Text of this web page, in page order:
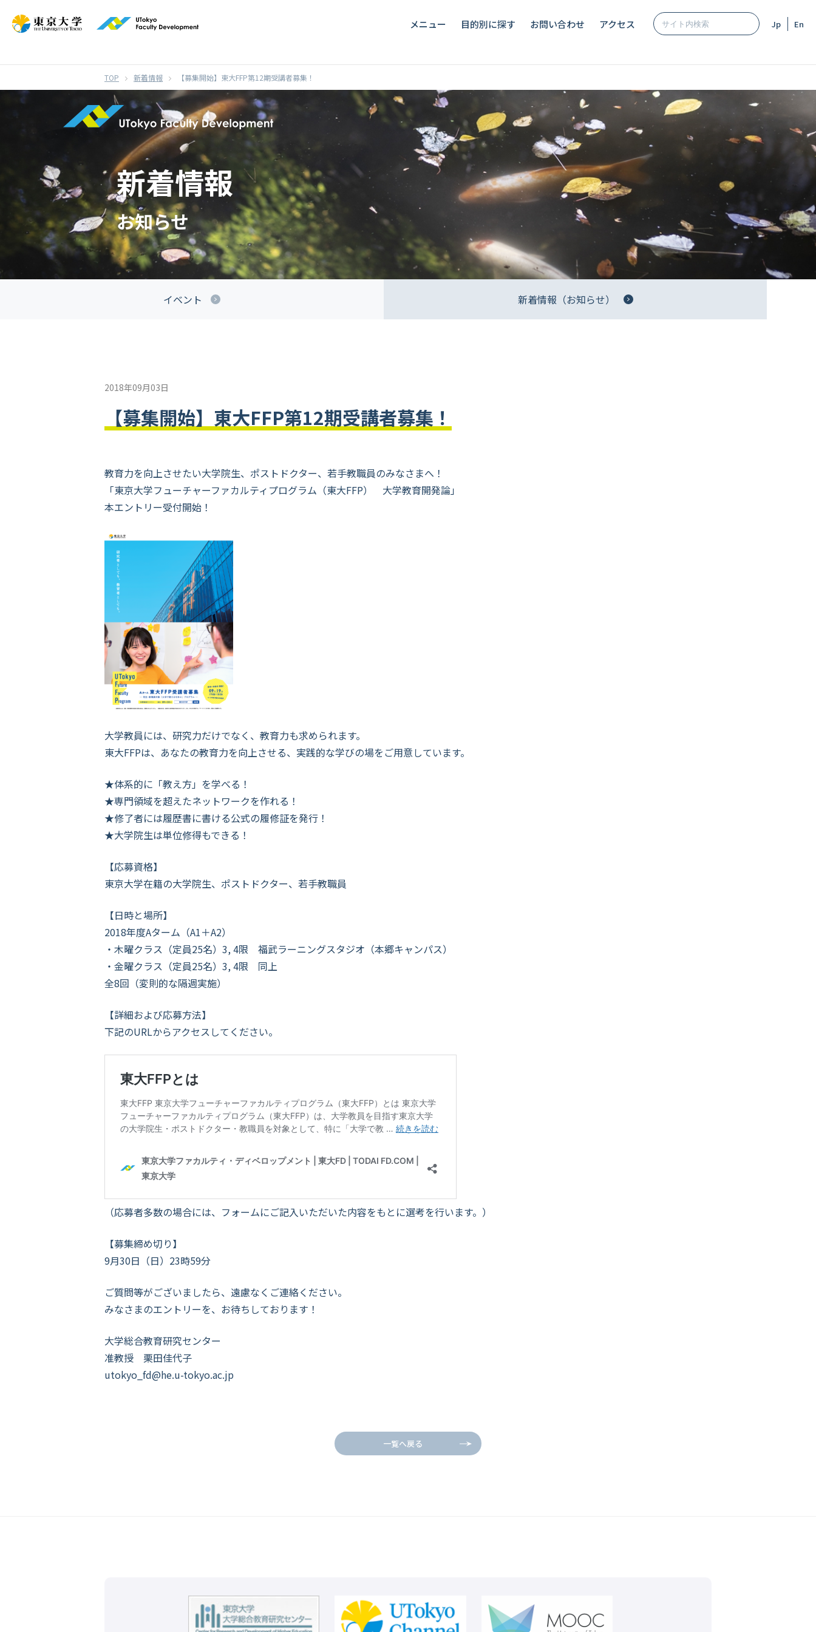
メニュー 目的別に探す お問い合わせ アクセス En
Jp
新着情報 【募集開始】東大FFP第12期受講者募集！
新着情報
お知らせ
イベント 新着情報（お知らせ）
2018年09月03日
【募集開始】東大FFP第12期受講者募集！
教育力を向上させたい大学院生、ポストドクター、若手教職員のみなさまへ！
「東京大学フューチャーファカルティプログラム（東大FFP） 大学教育開発論」
本エントリー受付開始！
大学教員には、研究力だけでなく、教育力も求められます。
東大FFPは、あなたの教育力を向上させる、実践的な学びの場をご用意しています。
★体系的に「教え方」を学べる！
★専門領域を超えたネットワークを作れる！
★修了者には履歴書に書ける公式の履修証を発行！
★大学院生は単位修得もできる！
【応募資格】
東京大学在籍の大学院生、ポストドクター、若手教職員
【日時と場所】
2018年度Aターム（A1＋A2）
・木曜クラス（定員25名）3, 4限 福武ラーニングスタジオ（本郷キャンパス）
・金曜クラス（定員25名）3, 4限 同上
全8回（変則的な隔週実施）
【詳細および応募方法】
下記のURLからアクセスしてください。
（応募者多数の場合には、フォームにご記入いただいた内容をもとに選考を行います。）
【募集締め切り】
9月30日（日）23時59分
ご質問等がございましたら、遠慮なくご連絡ください。
みなさまのエントリーを、お待ちしております！
大学総合教育研究センター
准教授 栗田佳代子
utokyo_fd@he.u-tokyo.ac.jp
一覧へ戻る